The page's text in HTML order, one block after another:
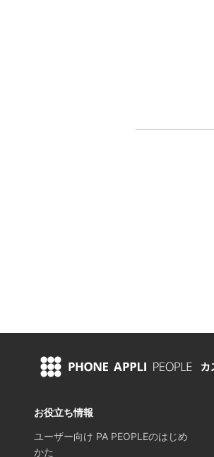
お役立ち情報
ユーザー向け PA PEOPLEのはじめ
かた